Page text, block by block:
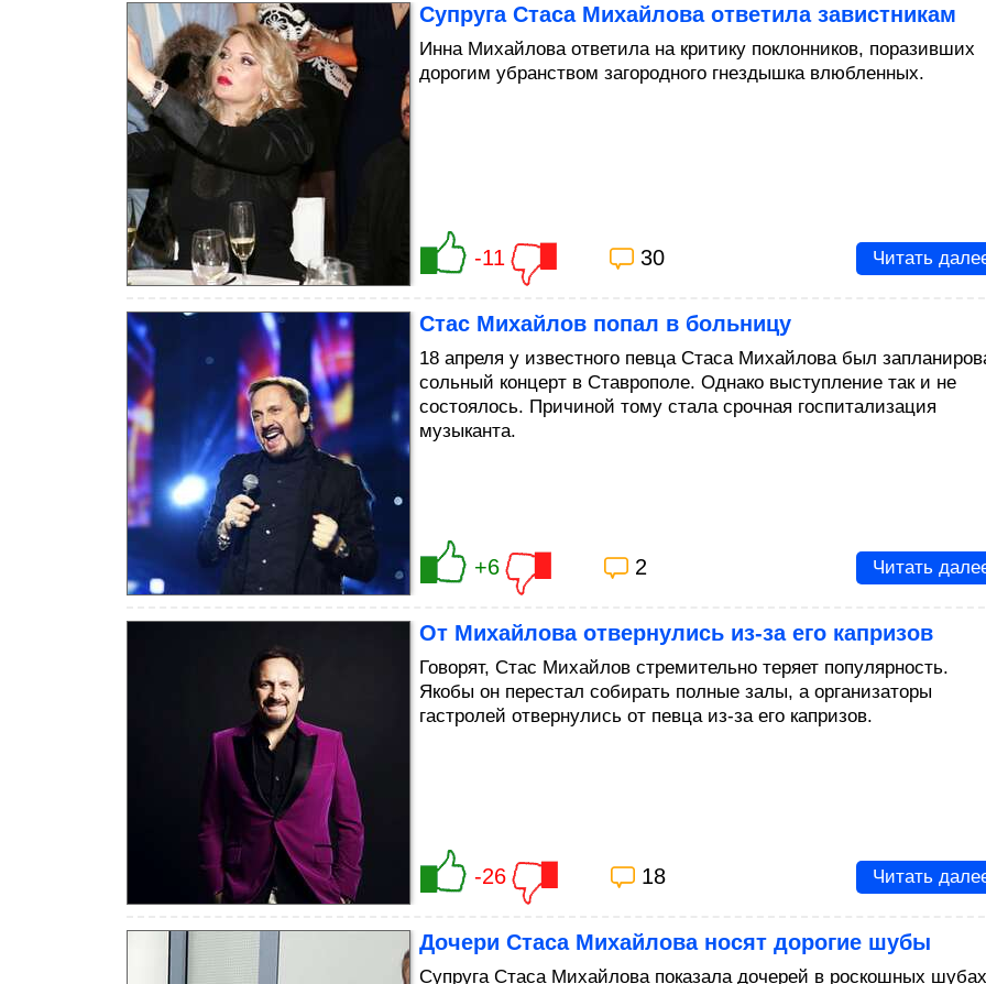
Супруга Стаса Михайлова ответила завистникам
Инна Михайлова ответила на критику поклонников, поразивших
дорогим убранством загородного гнездышка влюбленных.
-11 30 Читать
Стас Михайлов попал в больницу
18 апреля у известного певца Стаса Михайлова был
сольный концерт в Ставрополе. Однако выступление так и не
состоялось. Причиной тому стала срочная госпитализация
музыканта.
+6 2 Читать
От Михайлова отвернулись из-за его капризов
Говорят, Стас Михайлов стремительно теряет популярность.
Якобы он перестал собирать полные залы, а организаторы
гастролей отвернулись от певца из-за его капризов.
-26 18 Читать
Дочери Стаса Михайлова носят дорогие шубы
Супруга Стаса Михайлова показала дочерей в роскошных